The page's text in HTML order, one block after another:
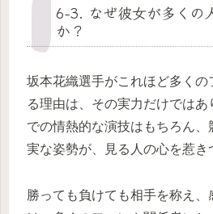
6-3. なぜ彼女が多くの
か？
坂本花織選手がこれほど多くの
る理由は、その実力だけではあ
での情熱的な演技はもちろん
実な姿勢が、見る人の心を惹き
勝っても負けても相手を称え